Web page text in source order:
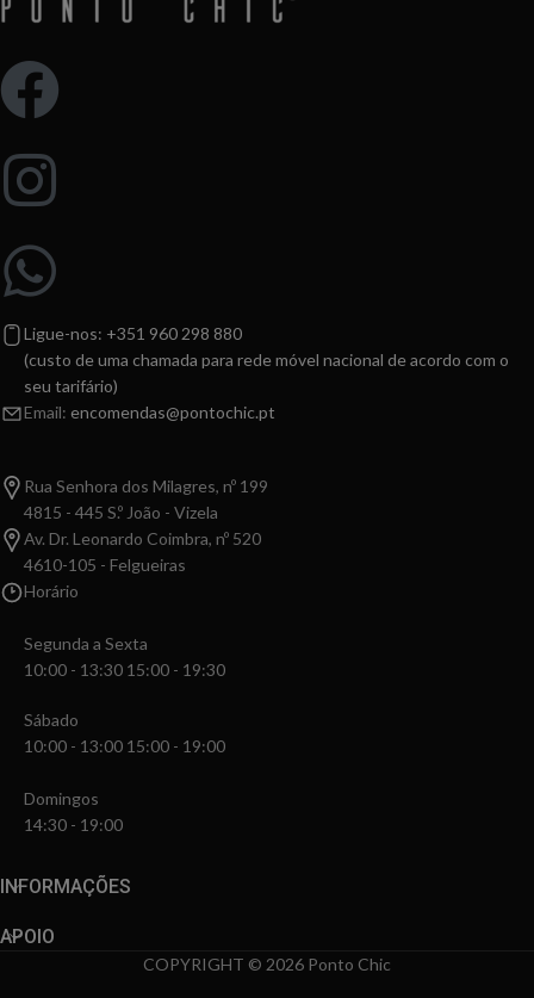
Ligue-nos: +351 960 298 880
(custo de uma chamada para rede móvel nacional de acordo com o
seu tarifário)
Email: encomendas@pontochic.pt
Rua Senhora dos Milagres, nº 199
4815 - 445 S.º João - Vizela
Av. Dr. Leonardo Coimbra, nº 520
4610-105 - Felgueiras
Horário
Segunda a Sexta
10:00 - 13:30 15:00 - 19:30
Sábado
10:00 - 13:00 15:00 - 19:00
Domingos
14:30 - 19:00
INFORMAÇÕES
APOIO
COPYRIGHT © 2026 Ponto Chic